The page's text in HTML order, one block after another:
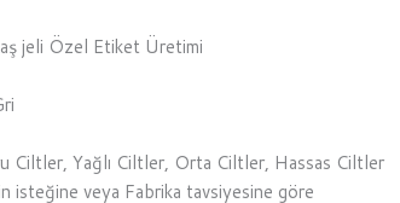
jeli Özel Etiket Üretimi
Ciltler, Yağlı Ciltler, Orta Ciltler, Hassas Ciltler
isteğine veya Fabrika tavsiyesine göre